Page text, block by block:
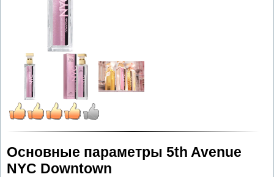
Основные параметры 5th Avenue
NYC Downtown